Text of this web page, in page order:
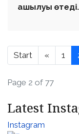
ашылуы өтеді.
Start « 1
Page 2 of 77
Latest
Instagram